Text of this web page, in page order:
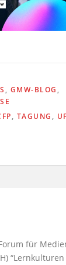
, GMW-BLOG ,
, TAGUNG ,
für